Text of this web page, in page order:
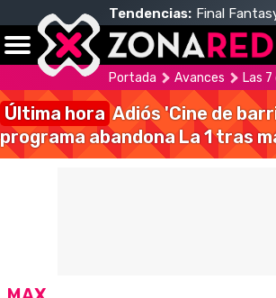
Tendencias: Final
Portada Avances Las
Última hora Adiós 'Cine de
programa abandona La 1 tras